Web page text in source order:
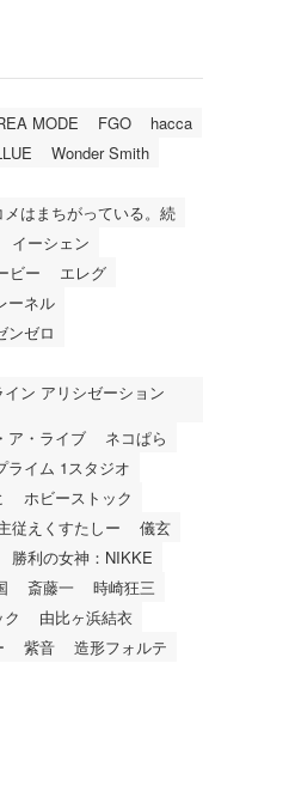
MODE FGO
hacca
Wonder Smith
はまちがっている。続
イーシェン
ビー
エレグ
ーネル
ンゼロ
ン アリシゼーション
ア・ライブ
ネコぱら
ライム 1スタジオ
ホビーストック
従えくすたしー
儀玄
勝利の女神：NIKKE
斎藤一
時崎狂三
由比ヶ浜結衣
紫音
造形フォルテ